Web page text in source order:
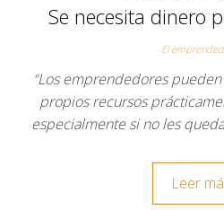
Se necesita dinero
El
“Los emprendedores
propios recursos
especialmente si no les
Leer